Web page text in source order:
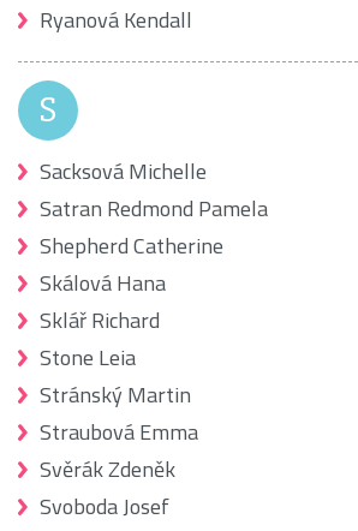
Ryanová Kendall
S
Sacksová Michelle
Satran Redmond Pamela
Shepherd Catherine
Skálová Hana
Sklář Richard
Stone Leia
Stránský Martin
Straubová Emma
Svěrák Zdeněk
Svoboda Josef